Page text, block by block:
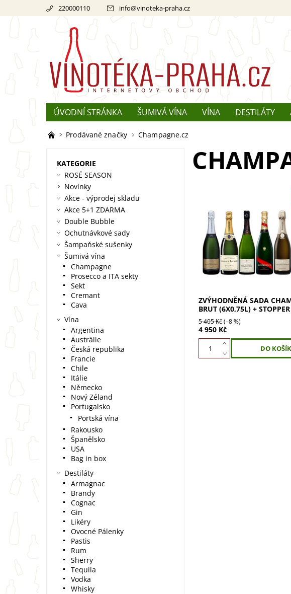
220000110 info@vinoteka-praha.cz
ÚVODNÍ STRÁNKA ŠUMIVÁ VÍNA VÍNA DESTILÁTY
REKLAMACE
O ŠAMPAŇSKÉM
Prodávané značky Champagne.cz
Zvýhodněná sada
6×0,75 l je perfektním
elegance a objevování.
dárek nebo jako způsob,
šest...
ZVÝHODNĚNÁ SADA
BRUT (6X0,75L) + STOPPER
5 405 Kč(–8 %)
4 950 Kč
KATEGORIE
ROSÉ SEASON
Novinky
Akce - výprodej skladu
Akce 5+1 ZDARMA
Double Bubble
Ochutnávkové sady
Šampaňské sušenky
Šumivá vína
Champagne
Prosecco a ITA sekty
Sekt
Cremant
Cava
Vína
Argentina
Austrálie
Česká republika
Francie
Chile
Itálie
Německo
Nový Zéland
Portugalsko
Portská vína
Rakousko
Španělsko
USA
Bag in box
Destiláty
Armagnac
Brandy
Cognac
Gin
Likéry
Ovocné Pálenky
Pastis
Rum
Sherry
Tequila
Vodka
Whisky